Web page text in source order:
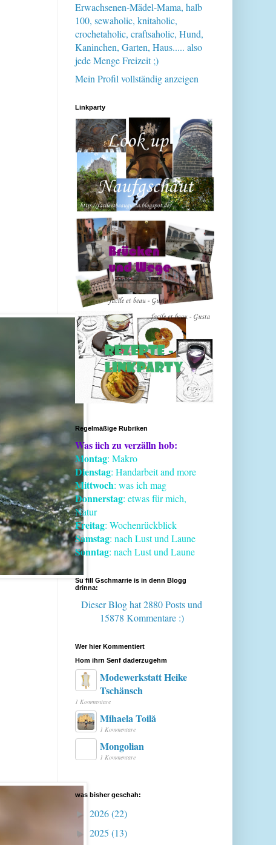
Erwachsenen-Mädel-Mama, halb
100, sewaholic, knitaholic,
crochetaholic, craftsaholic, Hund,
Kaninchen, Garten, Haus..... also
jede Menge Freizeit ;)
Mein Profil vollständig anzeigen
Linkparty
Regelmäßige Rubriken
Was iich zu verzälln hob:
Montag: Makro
Dienstag: Handarbeit and more
Mittwoch: was ich mag
Donnerstag: etwas für mich,
Natur
Freitag: Wochenrückblick
Samstag: nach Lust und Laune
Sonntag: nach Lust und Laune
Su fill Gschmarrie is in denn Blogg
drinna:
Dieser Blog hat 2880 Postsund
15878 Kommentare :)
Wer hier Kommentiert
Hom ihrn Senf daderzugehm
Modewerkstatt Heike
Tschänsch
1 Kommentare
Mihaela Toilă
1 Kommentare
Mongolian
1 Kommentare
was bisher geschah:
► 2026(22)
► 2025 (13)